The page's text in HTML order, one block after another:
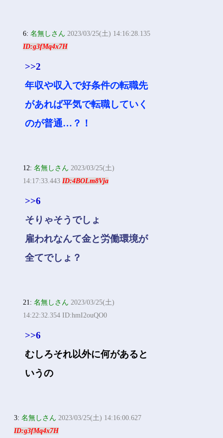
6:名無しさん 2023/03/25(土) 14:16:28.135
ID:g3fMq4x7H
>>2
年収や収入で好条件の転職先
があれば平気で転職していく
のが普通…？！
12:名無しさん 2023/03/25(土)
14:17:33.443ID:4BOLm8Vja
>>6
そりゃそうでしょ
雇われなんて金と労働環境が
全てでしょ？
21:名無しさん 2023/03/25(土)
14:22:32.354 ID:hmI2ouQO0
>>6
むしろそれ以外に何があると
いうの
3:名無しさん 2023/03/25(土) 14:16:00.627
ID:g3fMq4x7H